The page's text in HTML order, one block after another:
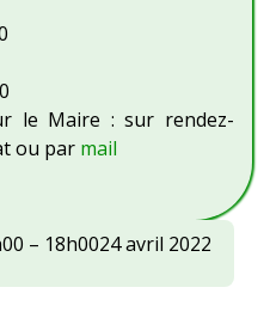
le Maire : sur rendez-
ou par mail
– 18h0024 avril 2022